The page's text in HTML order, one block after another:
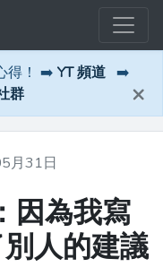
得！ ➡️ YT 頻道 ➡️
群 ×
月31日
因為我寫
人的建議